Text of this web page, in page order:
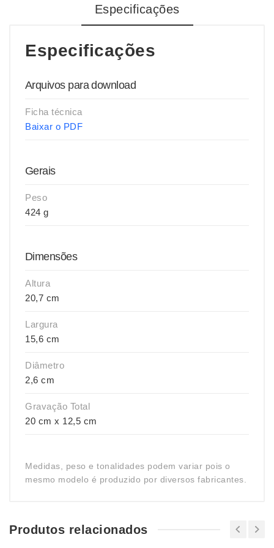
Especificações
Especificações
Arquivos para download
Ficha técnica
Baixar o PDF
Gerais
Peso
424 g
Dimensões
Altura
20,7 cm
Largura
15,6 cm
Diâmetro
2,6 cm
Gravação Total
20 cm x 12,5 cm
Medidas, peso e tonalidades podem variar pois o
mesmo modelo é produzido por diversos fabricantes.
Produtos relacionados